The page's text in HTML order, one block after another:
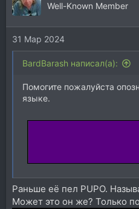
Well-Known Member
31 Мар 2024
BardBarash написал(а):
Помогите пожалуйста
языке.
Раньше её пел PUPO.
Может это он же? Только